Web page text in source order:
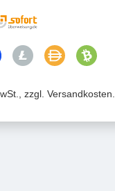
zzgl. Versandkosten.